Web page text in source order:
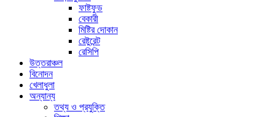
ফাষ্টফুড
বেকারী
মিষ্টির দোকান
রেষ্টুরেন্ট
রেসিপি
উত্তরাঞ্চল
বিনোদন
খেলাধুলা
অন্যান্য
তথ্য ও প্রযুক্তি